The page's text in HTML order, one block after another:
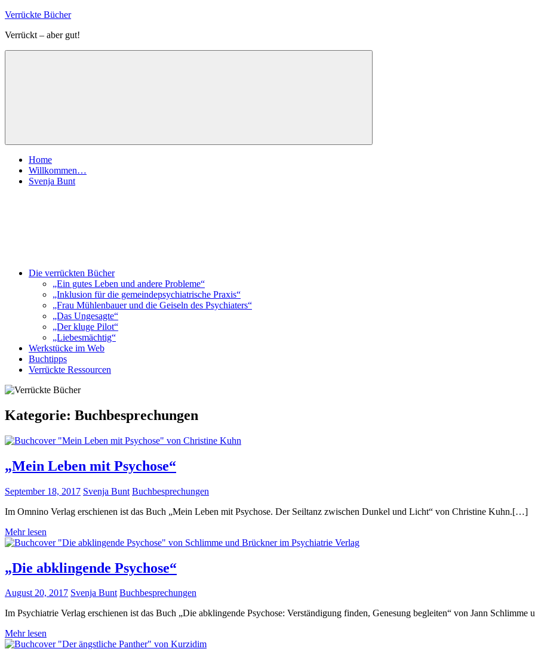
Zum
springen
Verrückte Bücher
Verrückt – aber gut!
Menü
Home
Willkommen…
Svenja Bunt
Die verrückten Bücher
„Ein gutes Leben und andere Probleme“
„Inklusion für die gemeindepsychiatrische Praxis“
„Frau Mühlenbauer und die Geiseln des Psychiaters“
„Das Ungesagte“
„Der kluge Pilot“
„Liebesmächtig“
Werkstücke im Web
Buchtipps
Verrückte Ressourcen
Kategorie: Buchbesprechungen
„Mein Leben mit Psychose“
September 18, 2017 Svenja Bunt Buchbesprechungen
Im Omnino Verlag erschienen ist das Buch „Mein Leben mit Psychose. Der Seiltanz zwischen Dunkel und Licht“ von Christine Kuhn.[…]
Mehr lesen
„Die abklingende Psychose“
August 20, 2017 Svenja Bunt Buchbesprechungen
Im Psychiatrie Verlag erschienen ist das Buch „Die abklingende Psychose: Verständigung finden, Genesung begleiten“ von Jann
Mehr lesen